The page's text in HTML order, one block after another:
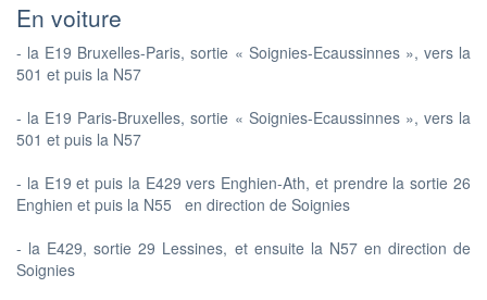
En voiture
- la E19 Bruxelles-Paris, sortie « Soignies-Ecaussinnes », vers la
501 et puis la N57
- la E19 Paris-Bruxelles, sortie « Soignies-Ecaussinnes », vers la
501 et puis la N57
- la E19 et puis la E429 vers Enghien-Ath, et prendre la sortie 26
Enghien et puis la N55 en direction de Soignies
- la E429, sortie 29 Lessines, et ensuite la N57 en direction de
Soignies